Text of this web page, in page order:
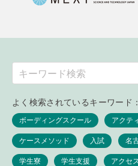
よく検索されているキーワード：